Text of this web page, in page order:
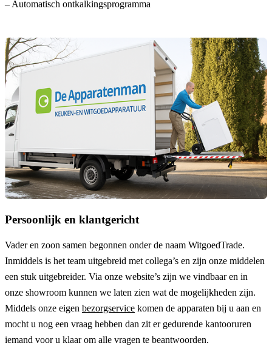
– Automatisch ontkalkingsprogramma
Persoonlijk en klantgericht
Vader en zoon samen begonnen onder de naam WitgoedTrade.
Inmiddels is het team uitgebreid met collega’s en zijn onze middelen
een stuk uitgebreider. Via onze website’s zijn we vindbaar en in
onze showroom kunnen we laten zien wat de mogelijkheden zijn.
Middels onze eigen bezorgservice komen de apparaten bij u aan en
mocht u nog een vraag hebben dan zit er gedurende kantooruren
iemand voor u klaar om alle vragen te beantwoorden.